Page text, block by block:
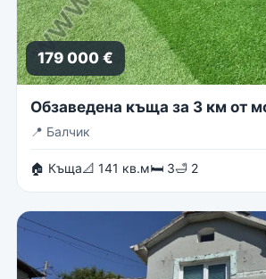
179 000 €
Обзаведена къща за 3 км от
📍 Балчик
🏠 Къща📐 141 кв.м🛏 3🛁 2